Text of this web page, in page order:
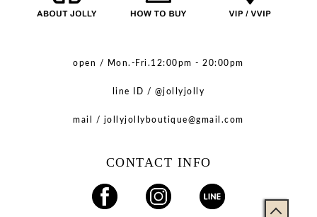
open / Mon.-Fri.12:00pm - 20:00pm
line ID / @jollyjolly
mail / jollyjollyboutique@gmail.com
CONTACT INFO